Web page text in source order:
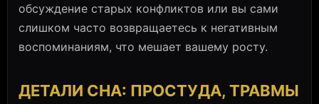
обсуждение старых конфликтов или вы сами
слишком часто возвращаетесь к негативным
воспоминаниям, что мешает вашему росту.
ДЕТАЛИ СНА: ПРОСТУДА, ТРАВМЫ